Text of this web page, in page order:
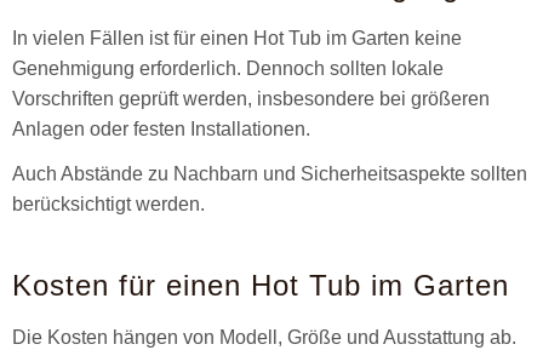
In vielen Fällen ist für einen Hot Tub im Garten keine
Genehmigung erforderlich. Dennoch sollten lokale
Vorschriften geprüft werden, insbesondere bei größeren
Anlagen oder festen Installationen.
Auch Abstände zu Nachbarn und Sicherheitsaspekte sollten
berücksichtigt werden.
Kosten für einen Hot Tub im Garten
Die Kosten hängen von Modell, Größe und Ausstattung ab.